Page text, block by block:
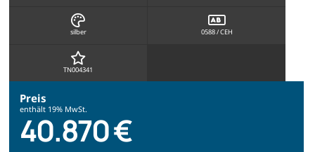
silber 0588 / CEH
TN004341
Preis
enthält 19% MwSt.
40.870 €